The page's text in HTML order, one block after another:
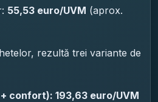
55,53 euro/UVM (aprox.
rezultă trei variante de
confort): 193,63 euro/UVM